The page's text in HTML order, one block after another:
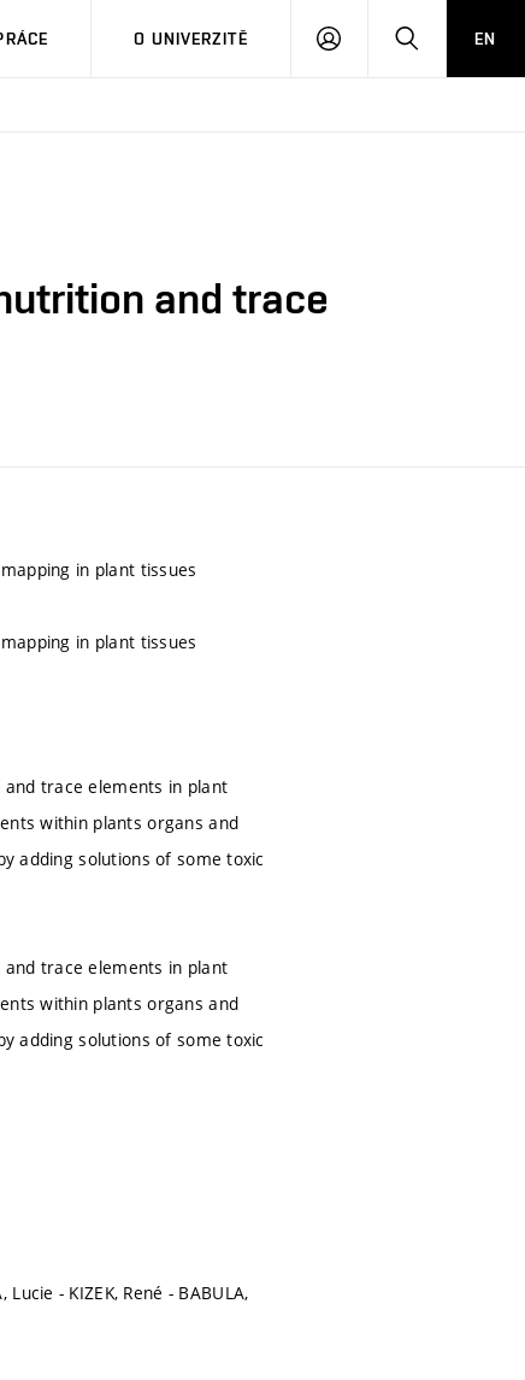
O UNIVERZITĚ
PŘIHLÁSIT HLEDATEN
and trace
in plant tissues
in plant tissues
trace elements in plant
within plants organs and
adding solutions of some toxic
trace elements in plant
within plants organs and
adding solutions of some toxic
Lucie - KIZEK, René - BABULA,